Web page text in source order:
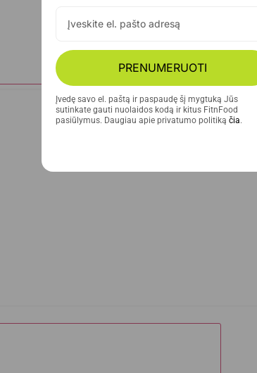
Close Maistas sportui
PRENUMERUOTI
Įvedę savo el. paštą ir paspaudę šį mygtuką Jūs
sutinkate gauti nuolaidos kodą ir kitus FitnFood
pasiūlymus. Daugiau apie privatumo politiką čia.